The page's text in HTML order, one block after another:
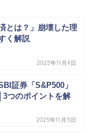
とは？」崩壊した理
く解説
2025年11月9日
証券「S&P500」
つのポイントを解
2025年11月5日